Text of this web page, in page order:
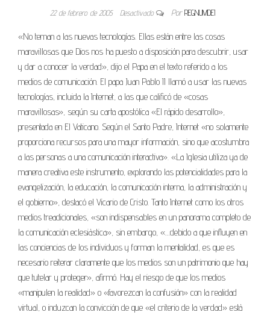
22 de febrero de 2005 Desactivado Por REGNUMDEI
«No teman a las nuevas tecnologías. Ellas están entre las cosas
maravillosas que Dios nos ha puesto a disposición para descubrir, usar
y dar a conocer la verdad», dijo el Papa en el texto referido a los
medios de comunicación. El papa Juan Pablo II llamó a usar las nuevas
tecnologías, incluida la Internet, a las que calificó de «cosas
maravillosas», según su carta apostólica «El rápido desarrollo»,
presentada en El Vaticano. Según el Santo Padre, Internet «no solamente
proporciona recursos para una mayor información, sino que acostumbra
a las personas a una comunicación interactiva». «La Iglesia utiliza ya de
manera creativa este instrumento, explorando las potencialidades para la
evangelización, la educación, la comunicación interna, la administración y
el gobierno», destacó el Vicario de Cristo. Tanto Internet como los otros
medios treadicionales, «son indispensables en un panorama completo de
la comunicación eclesiástica», sin embargo, «…debido a que influyen en
las conciencias de los individuos y forman la mentalidad, es que es
necesario reiterar claramente que los medios son un patrimonio que hay
que tutelar y proteger», afirmó. Hay el riesgo de que los medios
«manipulen la realidad» o «favorezcan la confusión» con la realidad
virtual, o induzcan la convicción de que «el criterio de la verdad» está